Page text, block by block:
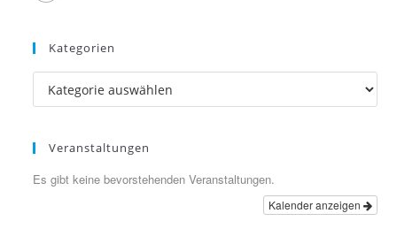
Kategorien
Kategorien
Veranstaltungen
Es gibt keine bevorstehenden Veranstaltungen.
Kalender anzeigen